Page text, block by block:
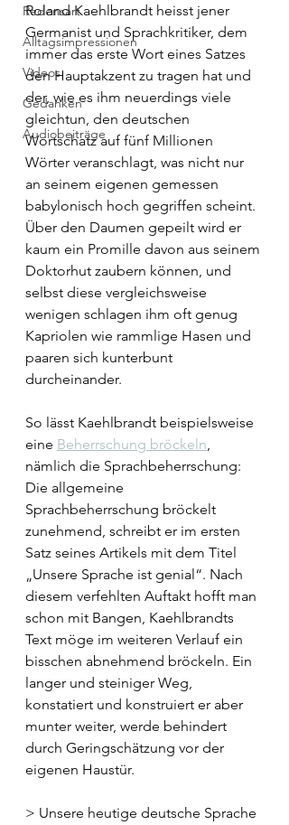
Redensart
Alltagsimpressionen
Videos
Gedanken
Audiobeiträge
Roland Kaehlbrandt heisst jener
Germanist und Sprachkritiker, dem
immer das erste Wort eines Satzes
den Hauptakzent zu tragen hat und
der, wie es ihm neuerdings viele
gleichtun, den deutschen
Wortschatz auf fünf Millionen
Wörter veranschlagt, was nicht nur
an seinem eigenen gemessen
babylonisch hoch gegriffen scheint.
Über den Daumen gepeilt wird er
kaum ein Promille davon aus seinem
Doktorhut zaubern können, und
selbst diese vergleichsweise
wenigen schlagen ihm oft genug
Kapriolen wie rammlige Hasen und
paaren sich kunterbunt
durcheinander.
So lässt Kaehlbrandt beispielsweise
eine Beherrschung bröckeln,
nämlich die Sprachbeherrschung:
Die allgemeine
Sprachbeherrschung bröckelt
zunehmend, schreibt er im ersten
Satz seines Artikels mit dem Titel
„Unsere Sprache ist genial“. Nach
diesem verfehlten Auftakt hofft man
schon mit Bangen, Kaehlbrandts
Text möge im weiteren Verlauf ein
bisschen abnehmend bröckeln. Ein
langer und steiniger Weg,
konstatiert und konstruiert er aber
munter weiter, werde behindert
durch Geringschätzung vor der
eigenen Haustür.
> Unsere heutige deutsche Sprache